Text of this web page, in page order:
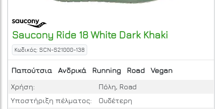
Saucony Ride 18 White Dark Khaki
Κωδικός: SCN-S21000-138
Παπούτσια Ανδρικά Running Road
Vegan
Χρήση:
Πόλη, Road
Υποστήριξη πέλματος:
Ουδέτερη